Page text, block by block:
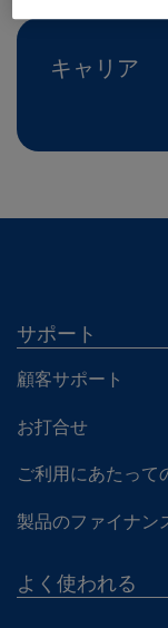
キャリア
サポート
顧客サポート
お打合せ
ご利用にあたって
製品のファイナン
よく使われる